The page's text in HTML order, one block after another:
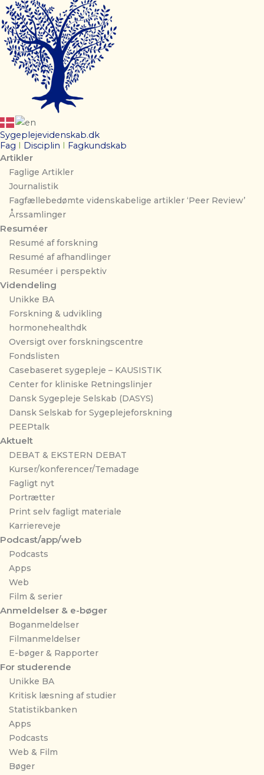
Sygeplejevidenskab.dk
Fag I Disciplin I Fagkundskab
Artikler
Faglige Artikler
Journalistik
Fagfællebedømte videnskabelige artikler ‘Peer Review’
Årssamlinger
Resuméer
Resumé af forskning
Resumé af afhandlinger
Resuméer i perspektiv
Videndeling
Unikke BA
Forskning & udvikling
hormonehealthdk
Oversigt over forskningscentre
Fondslisten
Casebaseret sygepleje – KAUSISTIK
Center for kliniske Retningslinjer
Dansk Sygepleje Selskab (DASYS)
Dansk Selskab for Sygeplejeforskning
PEEPtalk
Aktuelt
DEBAT & EKSTERN DEBAT
Kurser/konferencer/Temadage
Fagligt nyt
Portrætter
Print selv fagligt materiale
Karriereveje
Podcast/app/web
Podcasts
Apps
Web
Film & serier
Anmeldelser & e-bøger
Boganmeldelser
Filmanmeldelser
E-bøger & Rapporter
For studerende
Unikke BA
Kritisk læsning af studier
Statistikbanken
Apps
Podcasts
Web & Film
Bøger